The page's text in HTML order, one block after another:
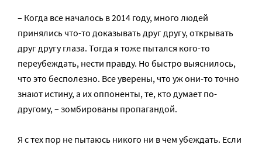
– Когда все началось в 2014 году, много людей
принялись что-то доказывать друг другу, открывать
друг другу глаза. Тогда я тоже пытался кого-то
переубеждать, нести правду. Но быстро выяснилось,
что это бесполезно. Все уверены, что уж они-то точно
знают истину, а их оппоненты, те, кто думает по-
другому, – зомбированы пропагандой.
Я с тех пор не пытаюсь никого ни в чем убеждать. Если